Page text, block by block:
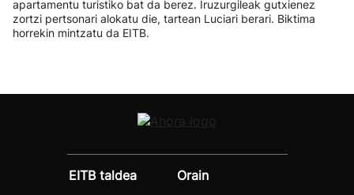
apartamentu turistiko bat da berez. Iruzurgileak gutxienez
zortzi pertsonari alokatu die, tartean Luciari berari. Biktima
horrekin mintzatu da EITB.
EITB taldea
Orain